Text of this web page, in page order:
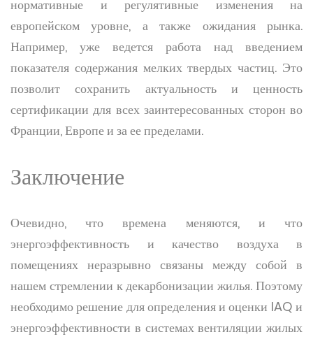
нормативные и регулятивные изменения на
европейском уровне, а также ожидания рынка.
Например, уже ведется работа над введением
показателя содержания мелких твердых частиц. Это
позволит сохранить актуальность и ценность
сертификации для всех заинтересованных сторон во
Франции, Европе и за ее пределами.
Заключение
Очевидно, что времена меняются, и что
энергоэффективность и качество воздуха в
помещениях неразрывно связаны между собой в
нашем стремлении к декарбонизации жилья. Поэтому
необходимо решение для определения и оценки IAQ и
энергоэффективности в системах вентиляции жилых